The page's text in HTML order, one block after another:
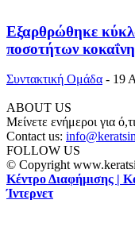
Εξαρθρώθηκε
ποσοτήτων
Συντακτική Ομάδα - 19
ABOUT US
Μείνετε ενήμεροι για
Contact us:
FOLLOW US
© Copyright
Κέντρο Διαφήμισης |
Ίντερνετ